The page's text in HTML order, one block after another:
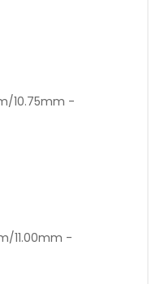
10.75mm -
11.00mm -